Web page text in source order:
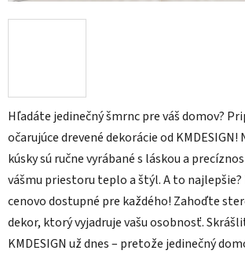
Hľadáte jedinečný šmrnc pre váš domov?
očarujúce drevené dekorácie od KMDESIGN!
kúsky sú ručne vyrábané s láskou a
vášmu priestoru teplo a štýl. A to najlepšie?
cenovo dostupné pre každého! Zahoďte
dekor, ktorý vyjadruje vašu osobnosť.
KMDESIGN už dnes – pretože jedinečný